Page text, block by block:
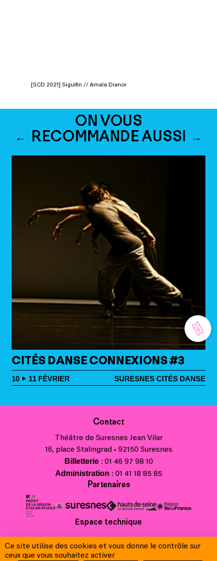
[SCD 2021] Siguifin // Amala Dianor
ON VOUS
RECOMMANDE AUSSI
CITÉS DANSE CONNEXIONS #3
10 11 FÉVRIER SURESNES CITÉS DANSE
Contact
Théâtre de Suresnes Jean Vilar
16, place Stalingrad • 92150 Suresnes
Billetterie: 01 46 97 98 10
Administration : 01 41 18 85 85
Partenaires
Espace technique
Contacts
Ce site utilise des cookies et vous donne le contrôle sur
ceux que vous souhaitez activer